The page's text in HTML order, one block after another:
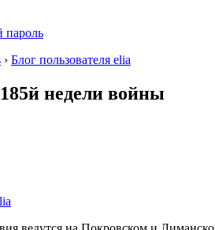
пароль
› Блог пользователя elia
недели войны